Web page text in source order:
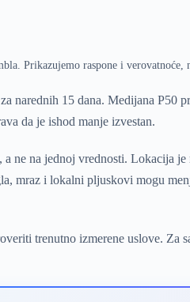
Prikazujemo raspone i verovatnoće,
narednih 15 dana. Medijana P50
da je ishod manje izvestan.
ne na jednoj vrednosti. Lokacija
mraz i lokalni pljuskovi mogu
trenutno izmerene uslove. Za